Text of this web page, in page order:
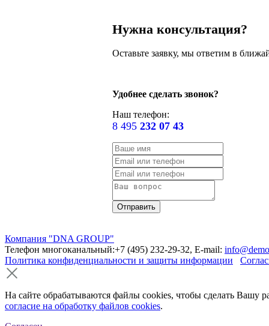
Нужна консультация?
Оставьте заявку, мы ответим в
Удобнее сделать звонок?
Наш телефон:
8 495 232 07 43
Компания "DNA GROUP"
Телефон многоканальный:+7 (495) 232-29-32, E-mail:
Политика конфиденциальности и защиты информации
На сайте обрабатываются файлы cookies, чтобы сделать Вашу
согласие на обработку файлов cookies.